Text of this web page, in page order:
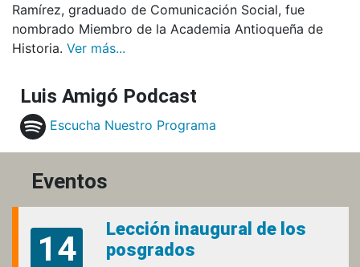
Ramírez, graduado de Comunicación Social, fue
nombrado Miembro de la Academia Antioqueña de
Historia. Ver más...
Luis Amigó Podcast
Escucha Nuestro Programa
Eventos
14
Lección inaugural de los
posgrados